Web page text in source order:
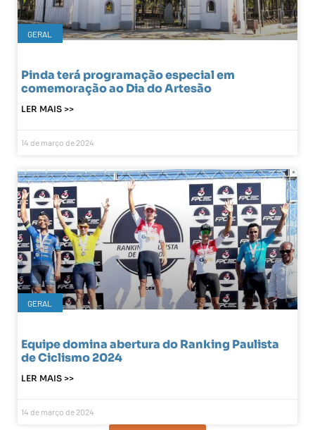
GERAL
Pinda terá programação especial em
comemoração ao Dia do Artesão
LER MAIS >>
14 de março de 2024
GERAL
Equipe domina abertura do Ranking Paulista
de Ciclismo 2024
LER MAIS >>
14 de março de 2024